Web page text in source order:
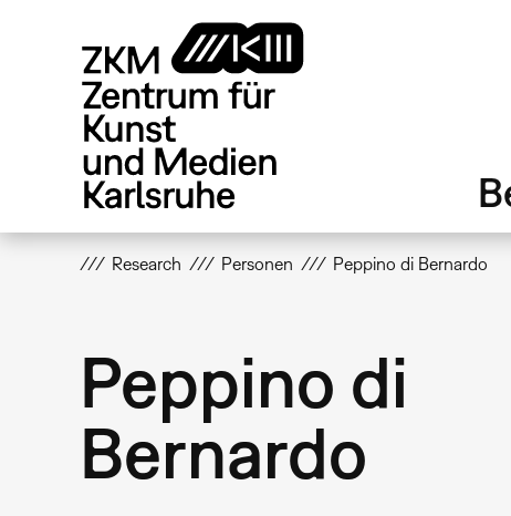
Research Personen Peppino di Bernardo
Peppino di
Bernardo